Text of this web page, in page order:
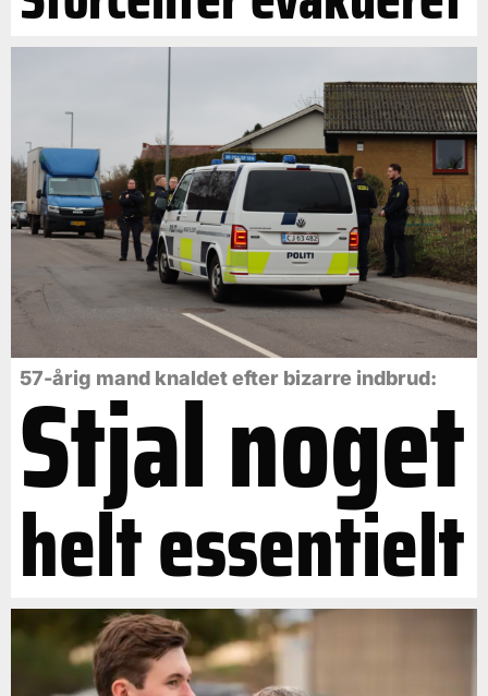
57-årig mand knaldet efter bizarre indbrud:
Stjal noget
helt essentielt